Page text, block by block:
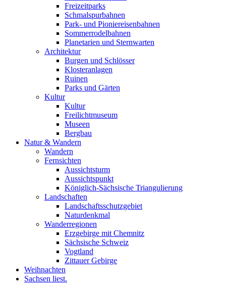
Freizeitparks
Schmalspurbahnen
Park- und Pioniereisenbahnen
Sommerrodelbahnen
Planetarien und Sternwarten
Architektur
Burgen und Schlösser
Klosteranlagen
Ruinen
Parks und Gärten
Kultur
Kultur
Freilichtmuseum
Museen
Bergbau
Natur & Wandern
Wandern
Fernsichten
Aussichtsturm
Aussichtspunkt
Königlich-Sächsische Triangulierung
Landschaften
Landschaftsschutzgebiet
Naturdenkmal
Wanderregionen
Erzgebirge mit Chemnitz
Sächsische Schweiz
Vogtland
Zittauer Gebirge
Weihnachten
Sachsen liest.